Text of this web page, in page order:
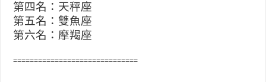
第四名：天秤座
第五名：雙魚座
第六名：摩羯座
==============================